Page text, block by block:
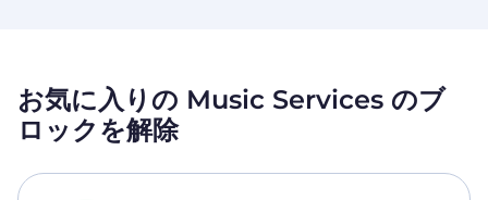
お気に入りの Music Services のブ
ロックを解除